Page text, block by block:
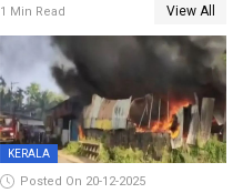
കഴുത്തുഞെരിച്ച് കൊന്നു
1 Min Read View All
KERALA
Posted On 20-12-2025